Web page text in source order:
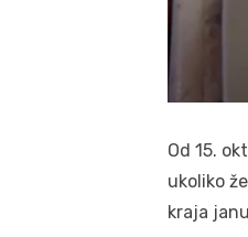
Od 15.
ukoliko
kraja